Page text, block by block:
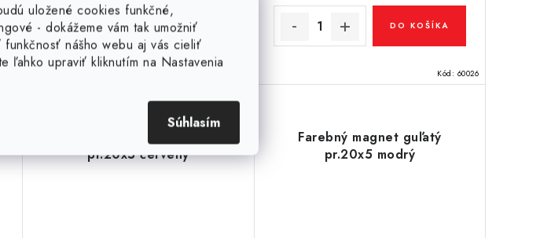
uložené cookies funkčné,
- dokážeme vám tak umožniť
nášho webu aj vás cieliť
ľahko upraviť kliknutím na Nastavenia
Súhlasím
DO KOŠÍKA DO KOŠÍKA
Kód: 60026
Farebný magnet guľatý
pr.20x5 červený
Farebný magnet guľatý
pr.20x5 modrý